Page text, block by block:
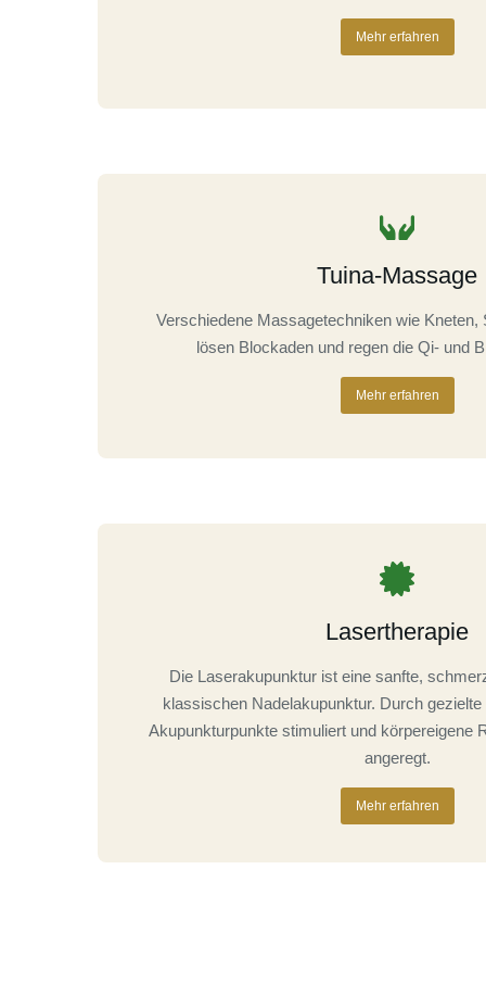
Mehr erfahren
Tuina-Massage
Verschiedene Massagetechniken wie Kneten,
lösen Blockaden und regen die Qi- und
Mehr erfahren
Lasertherapie
Die Laserakupunktur ist eine sanfte,
klassischen Nadelakupunktur. Durch
Akupunkturpunkte stimuliert und körpereigene
angeregt.
Mehr erfahren